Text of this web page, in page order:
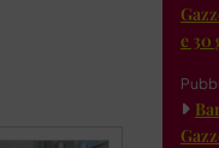
e 30